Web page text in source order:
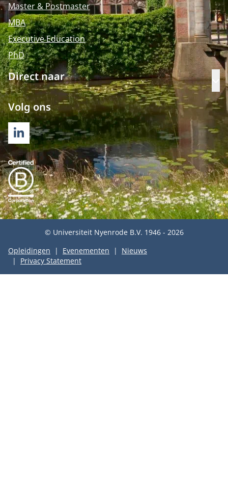
Master & Postmaster
MBA
Executive Education
PhD
Direct naar
Volg ons
LINKEDIN
© Universiteit Nyenrode B.V. 1946 - 2026
Opleidingen
Evenementen
Nieuws
Privacy Statement